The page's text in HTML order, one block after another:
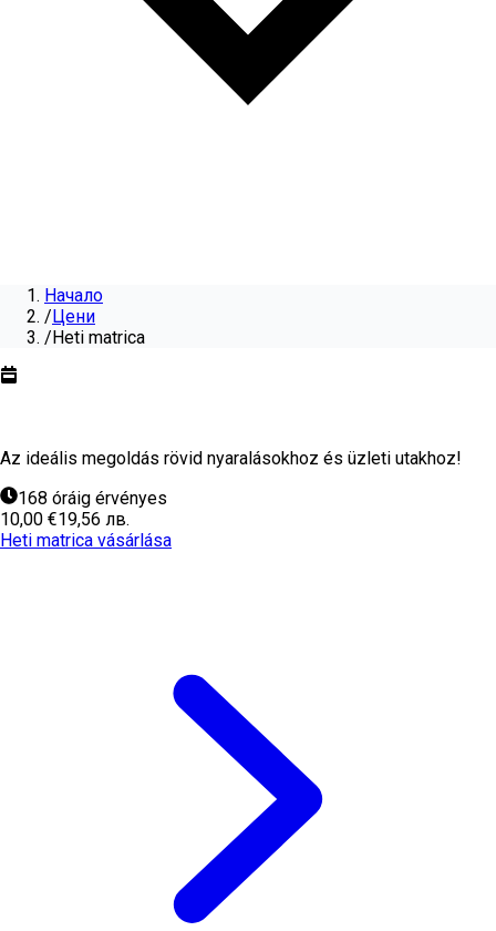
Начало
/Цени
/Heti matrica
Az ideális megoldás rövid nyaralásokhoz és üzleti utakhoz!
168 óráig érvényes
10,00 €19,56 лв.
Heti matrica vásárlása